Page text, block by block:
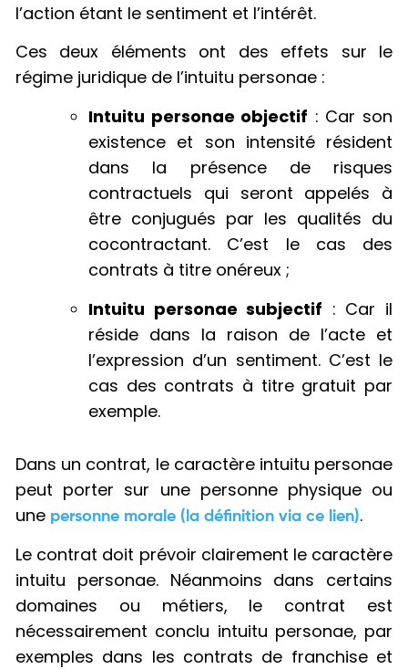
l’action étant le sentiment et l’intérêt.
Ces deux éléments ont des effets sur le
régime juridique de l’intuitu personae :
Intuitu personae objectif : Car son
existence et son intensité résident
dans la présence de risques
contractuels qui seront appelés à
être conjugués par les qualités du
cocontractant. C’est le cas des
contrats à titre onéreux ;
Intuitu personae subjectif : Car il
réside dans la raison de l’acte et
l’expression d’un sentiment. C’est le
cas des contrats à titre gratuit par
exemple.
Dans un contrat, le caractère intuitu personae
peut porter sur une personne physique ou
une personne morale (la définition via ce lien).
Le contrat doit prévoir clairement le caractère
intuitu personae. Néanmoins dans certains
domaines ou métiers, le contrat est
nécessairement conclu intuitu personae, par
exemples dans les contrats de franchise et